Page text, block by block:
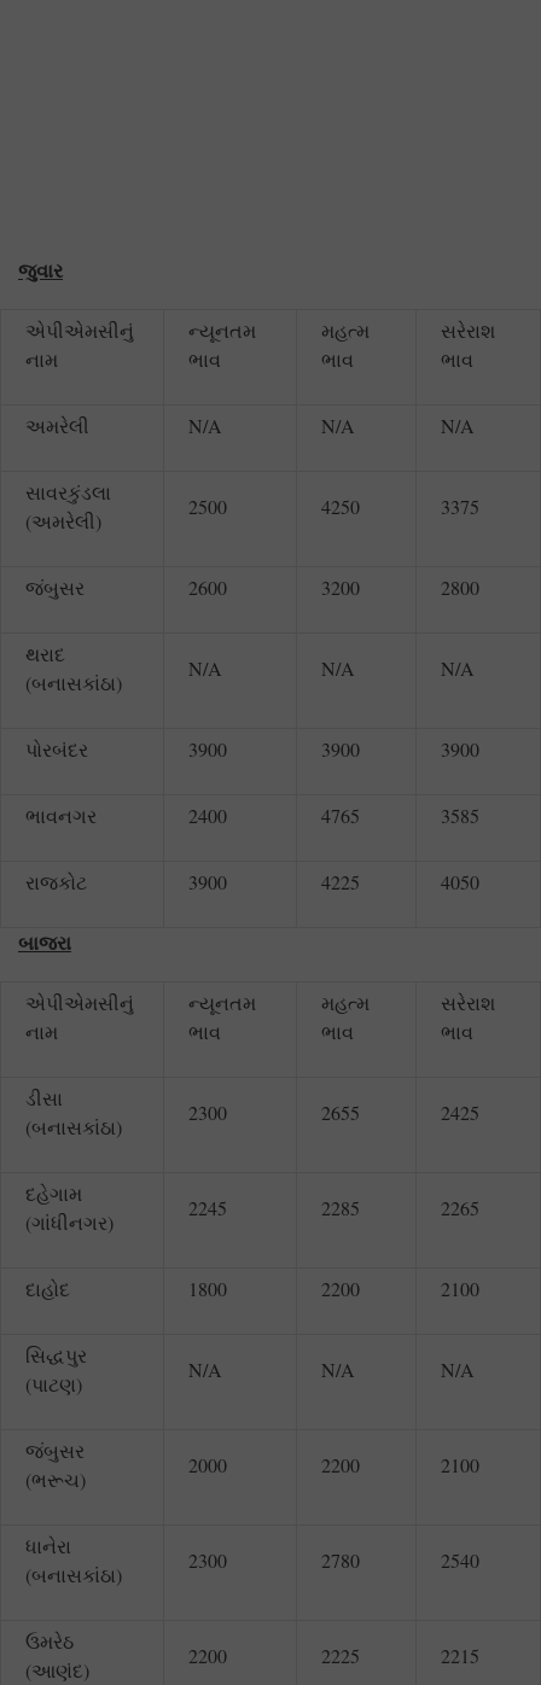
જુવાર
એપીએમસીનું
નામ
ન્યૂનતમ
ભાવ
મહત્મ
ભાવ
સરેરાશ
ભાવ
અમરેલી N/A N/A N/A
સાવરકુંડલા
(અમરેલી)
2500 4250 3375
જંબુસર 2600 3200 2800
થરાદ
(બનાસકાંઠા)
N/A N/A N/A
પોરબંદર 3900 3900 3900
ભાવનગર 2400 4765 3585
રાજકોટ 3900 4225 4050
બાજરા
એપીએમસીનું
નામ
ન્યૂનતમ
ભાવ
મહત્મ
ભાવ
સરેરાશ
ભાવ
ડીસા
(બનાસકાંઠા)
2300 2655 2425
દહેગામ
(ગાંધીનગર)
2245 2285 2265
દાહોદ 1800 2200 2100
સિદ્ધપુર
(પાટણ)
N/A N/A N/A
જંબુસર
(ભરૂચ)
2000 2200 2100
ધાનેરા
(બનાસકાંઠા)
2300 2780 2540
ઉમરેઠ
(આણંદ)
2200 2225 2215